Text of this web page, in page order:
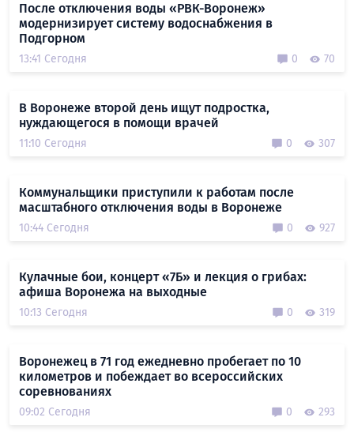
После отключения воды «РВК-Воронеж»
модернизирует систему водоснабжения в
Подгорном
13:41 Сегодня 0 70
В Воронеже второй день ищут подростка,
нуждающегося в помощи врачей
11:10 Сегодня 0 307
Коммунальщики приступили к работам после
масштабного отключения воды в Воронеже
10:44 Сегодня 0 927
Кулачные бои, концерт «7Б» и лекция о грибах:
афиша Воронежа на выходные
10:13 Сегодня 0 319
Воронежец в 71 год ежедневно пробегает по 10
километров и побеждает во всероссийских
соревнованиях
09:02 Сегодня 0 293